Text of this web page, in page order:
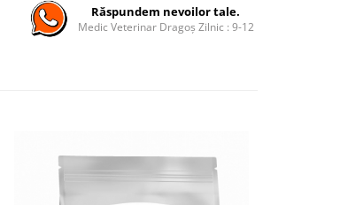
Răspundem nevoilor tale.
Medic Veterinar Dragoș Zilnic : 9-12